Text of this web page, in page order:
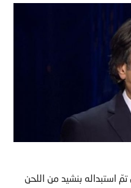
استبداله بنشيد من اللحن